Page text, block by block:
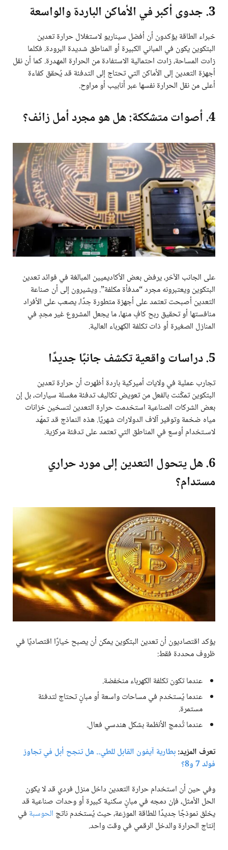
3. جدوى أكبر في الأماكن الباردة والواسعة
خبراء الطاقة يؤكدون أن أفضل سيناريو لاستغلال حرارة تعدين
البتكوين يكون في المباني الكبيرة أو المناطق شديدة البرودة. فكلما
زادت المساحة، زادت احتمالية الاستفادة من الحرارة المهدرة. كما أن نقل
أجهزة التعدين إلى الأماكن التي تحتاج إلى التدفئة قد يُحقق كفاءة
أعلى من نقل الحرارة نفسها عبر أنابيب أو مراوح.
4. أصوات متشككة: هل هو مجرد أمل زائف؟
على الجانب الآخر، يرفض بعض الأكاديميين المبالغة في فوائد تعدين
البتكوين ويعتبرونه مجرد “مدفأة مكلفة”. ويشيرون إلى أن صناعة
التعدين أصبحت تعتمد على أجهزة متطورة جدًا، يصعب على الأفراد
منافستها أو تحقيق ربح كافٍ منها، ما يجعل المشروع غير مجدٍ في
المنازل الصغيرة أو ذات تكلفة الكهرباء العالية.
5. دراسات واقعية تكشف جانبًا جديدًا
تجارب عملية في ولايات أميركية باردة أظهرت أن حرارة تعدين
البتكوين تمكّنت بالفعل من تعويض تكاليف تدفئة مغسلة سيارات، بل إن
بعض الشركات الصناعية استخدمت حرارة التعدين لتسخين خزانات
مياه ضخمة وتوفير آلاف الدولارات شهريًا. هذه النماذج قد تمهّد
لاسـتخدام أوسع في المناطق التي تعتمد على تدفئة مركزية.
6. هل يتحول التعدين إلى مورد حراري
مستدام؟
يؤكد اقتصاديون أن تعدين البتكوين يمكن أن يصبح خيارًا اقتصاديًا في
ظروف محددة فقط:
عندما تكون تكلفة الكهرباء منخفضة.
عندما يُستخدم في مساحات واسعة أو مبانٍ تحتاج لتدفئة
مستمرة.
عندما تُدمج الأنظمة بشكل هندسي فعال.
تعرف المزيد:بطارية آيفون القابل للطي.. هل تنجح أبل في تجاوز
فولد 7 و8؟
وفي حين أن استخدام حرارة التعدين داخل منزل فردي قد لا يكون
الحل الأمثل، فإن دمجه في مبانٍ سكنية كبيرة أو وحدات صناعية قد
يخلق نموذجًا جديدًا للطاقة الموزعة، حيث يُستخدم ناتج الحوسبة في
إنتاج الحرارة والدخل الرقمي في وقت واحد.